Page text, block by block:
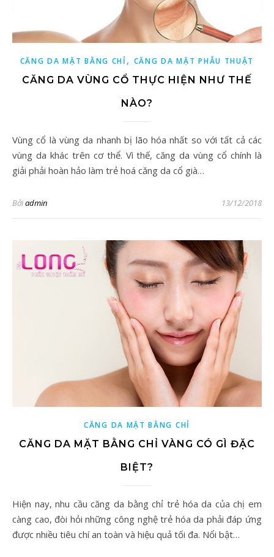
CĂNG DA MẶT BẰNG CHỈ, CĂNG DA MẶT PHẪU THUẬT
CĂNG DA VÙNG CỔ THỰC HIỆN NHƯ THẾ
NÀO?
Vùng cổ là vùng da nhanh bị lão hóa nhất so với tất cả các
vùng da khác trên cơ thể. Vì thế, căng da vùng cổ chính là
giải phải hoàn hảo làm trẻ hoá căng da cổ già…
Bởiadmin 13/12/2018
CĂNG DA MẶT BẰNG CHỈ
CĂNG DA MẶT BẰNG CHỈ VÀNG CÓ GÌ ĐẶC
BIỆT?
Hiện nay, nhu cầu căng da bằng chỉ trẻ hóa da của chị em
càng cao, đòi hỏi những công nghệ trẻ hóa da phải đáp ứng
được nhiều tiêu chí an toàn và hiệu quả tối đa. Nổi bật…